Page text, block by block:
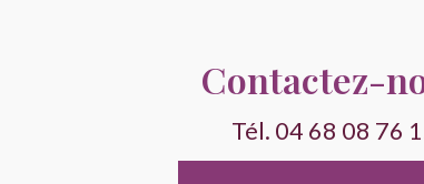
Contactez-
Tél. 04 68 08 76